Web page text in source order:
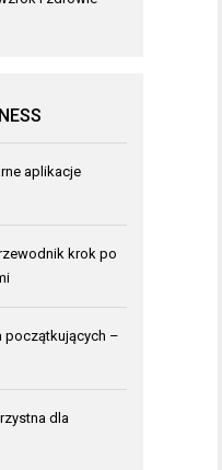
aplikacje
krok po
początkujących –
dla